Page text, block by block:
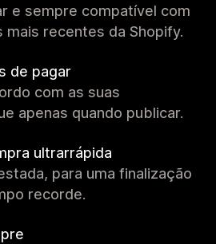
e sempre compatível com
mais recentes da Shopify.
de pagar
com as suas
apenas quando publicar.
ultrarrápida
para uma finalização
recorde.